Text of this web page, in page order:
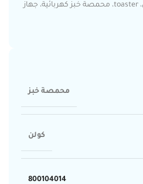
ستانلس ستيل، محمصة وردي، toaster، محمصة خبز كهربائية، جهاز
محمصة خبز
كولن
800104014